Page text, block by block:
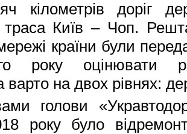
кілометрів доріг
Київ – Чоп.
країни були
року оцінювати
варто на двох рівнях:
голови
року було